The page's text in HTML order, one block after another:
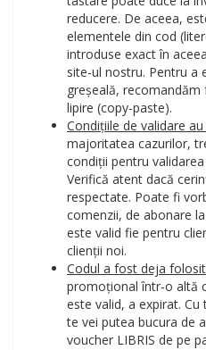
reducere. De aceea,
elementele din cod
introduse exact în
site-ul nostru. Pentru a
greșeală,
lipire (copy-paste).
Condițiile de validare
majoritatea cazurilor,
condiții pentru
Verifică atent dacă
respectate. Poate fi
comenzii, de abonare
este valid fie pentru
clienții noi.
Codul a fost deja
promoțional într-o altă
este valid, a expirat.
te vei putea bucura de
voucher LIBRIS de pe